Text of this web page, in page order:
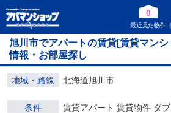
0
最近見た物件
旭川市でアパートの賃貸[賃貸マン
情報・お部屋探し
地域・路線 北海道旭川市
条件 賃貸アパート 賃貸物件 ダ